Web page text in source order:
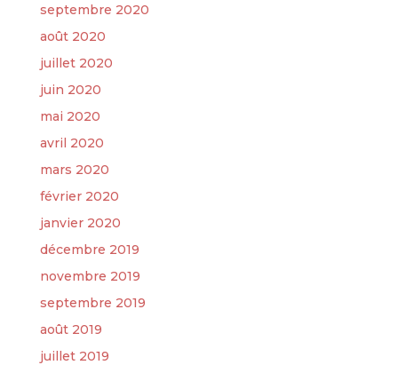
septembre 2020
août 2020
juillet 2020
juin 2020
mai 2020
avril 2020
mars 2020
février 2020
janvier 2020
décembre 2019
novembre 2019
septembre 2019
août 2019
juillet 2019